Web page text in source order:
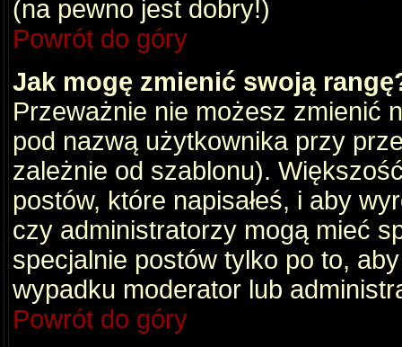
(na pewno jest dobry!)
Powrót do góry
Jak mogę zmienić swoją
Przeważnie nie możesz zmienić
pod nazwą użytkownika przy
zależnie od szablonu).
postów, które napisałeś, i aby
czy administratorzy mogą mieć
specjalnie postów tylko po to,
wypadku moderator lub
Powrót do góry